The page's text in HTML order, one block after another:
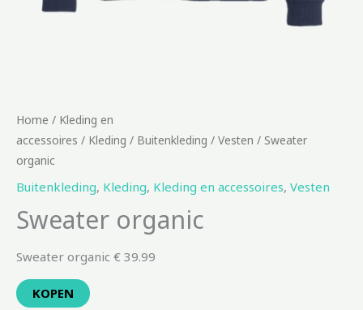
Home / Kleding en
accessoires / Kleding / Buitenkleding / Vesten / Sweater
organic
Buitenkleding, Kleding, Kleding en accessoires, Vesten
Sweater organic
Sweater organic € 39.99
KOPEN